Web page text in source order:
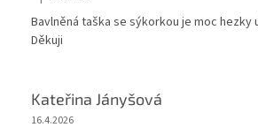
Bavlněná taška se sýkorkou je moc hezky
Děkuji
Kateřina Jányšová
16.4.2026